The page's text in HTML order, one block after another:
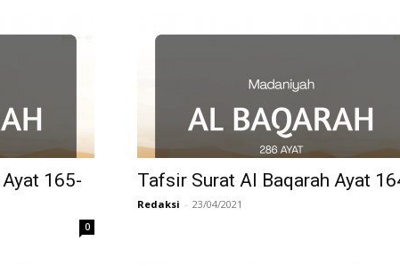
165-
0
Tafsir Surat Al Baqarah Ayat
Redaksi - 23/04/2021